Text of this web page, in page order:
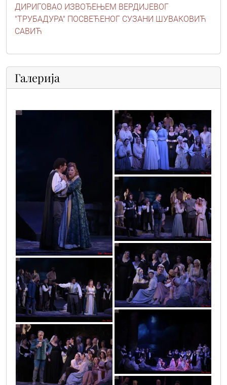
ДИРИГОВАО ИЗВОЂЕЊЕМ ВЕРДИЈЕВОГ
"ТРУБАДУРА" ПОСВЕЋЕНОГ СУЗАНИ ШУВАКОВИЋ
САВИЋ
Галерија
vic0642
vic0521
vic0583
vic0596
vic0635
vic0580
vic0590